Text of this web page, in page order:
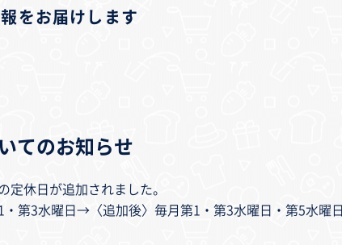
をお届けします
てのお知らせ
定休日が追加されました。
・第3水曜日→〈追加後〉毎月第1・第3水曜日・第5水曜日